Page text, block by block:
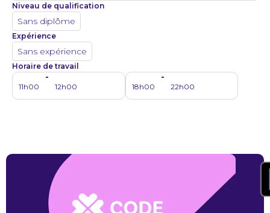
Niveau de qualification
Sans diplôme
Expérience
Sans expérience
Horaire de travail
11h00
-
12h00 18h00
-
22h00